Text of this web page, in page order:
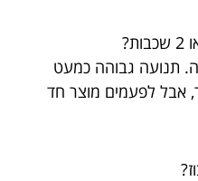
תנועה גבוהה כמעט
אבל לפעמים מוצר חד